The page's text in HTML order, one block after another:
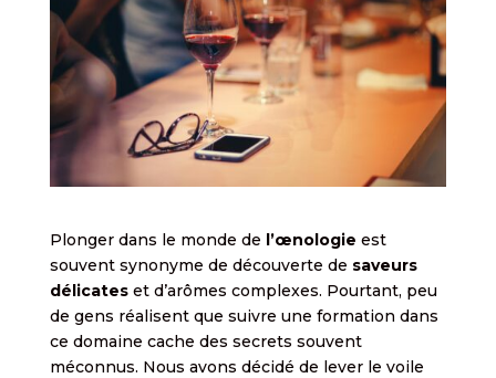
Plonger dans le monde de l’œnologie est
souvent synonyme de découverte de saveurs
délicateset d’arômes complexes. Pourtant, peu
de gens réalisent que suivre une formation dans
ce domaine cache des secrets souvent
méconnus. Nous avons décidé de lever le voile